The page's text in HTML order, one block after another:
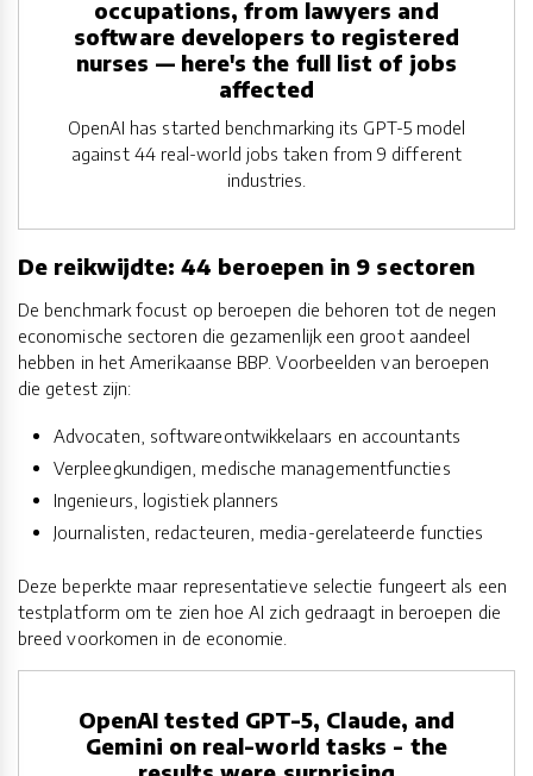
occupations, from lawyers and
software developers to registered
nurses — here's the full list of jobs
affected
OpenAI has started benchmarking its GPT-5 model
against 44 real-world jobs taken from 9 different
industries.
De reikwijdte: 44 beroepen in 9 sectoren
De benchmark focust op beroepen die behoren tot de negen
economische sectoren die gezamenlijk een groot aandeel
hebben in het Amerikaanse BBP. Voorbeelden van beroepen
die getest zijn:
Advocaten, softwareontwikkelaars en accountants
Verpleegkundigen, medische managementfuncties
Ingenieurs, logistiek planners
Journalisten, redacteuren, media-gerelateerde functies
Deze beperkte maar representatieve selectie fungeert als een
testplatform om te zien hoe AI zich gedraagt in beroepen die
breed voorkomen in de economie.
OpenAI tested GPT-5, Claude, and
Gemini on real-world tasks - the